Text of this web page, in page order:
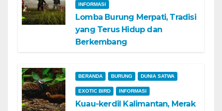
INFORMASI
Lomba Burung Merpati, Tradisi
yang Terus Hidup dan
Berkembang
BERANDA BURUNG DUNIA SATWA
EXOTIC BIRD INFORMASI
Kuau-kerdil Kalimantan, Merak